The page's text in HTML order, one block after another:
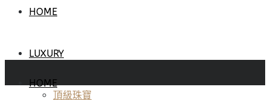
HOME
LUXURY
頂級珠寶
HOME